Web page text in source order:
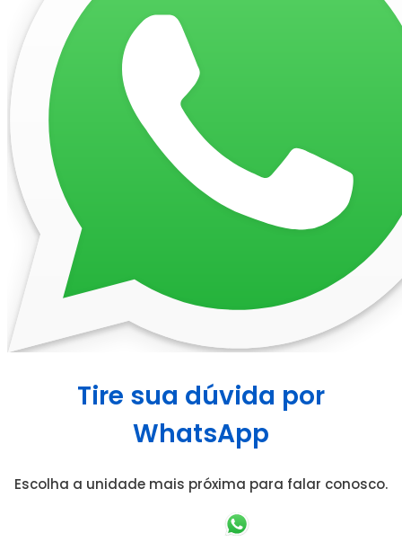
Tire sua dúvida por
WhatsApp
Escolha a unidade mais próxima para falar conosco.